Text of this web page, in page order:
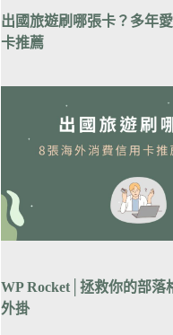
出國旅遊刷哪張卡？ 多年
卡推薦
WP Rocket│拯救你的部落
外掛